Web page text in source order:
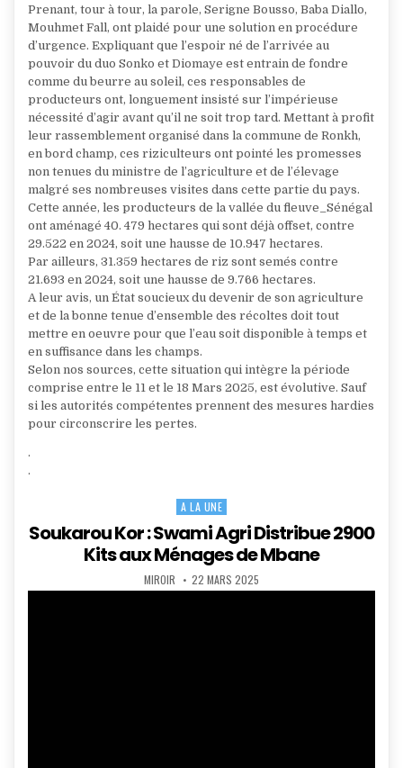
Prenant, tour à tour, la parole, Serigne Bousso, Baba Diallo,
Mouhmet Fall, ont plaidé pour une solution en procédure
d’urgence. Expliquant que l’espoir né de l’arrivée au
pouvoir du duo Sonko et Diomaye est entrain de fondre
comme du beurre au soleil, ces responsables de
producteurs ont, longuement insisté sur l’impérieuse
nécessité d’agir avant qu’il ne soit trop tard. Mettant à profit
leur rassemblement organisé dans la commune de Ronkh,
en bord champ, ces riziculteurs ont pointé les promesses
non tenues du ministre de l’agriculture et de l’élevage
malgré ses nombreuses visites dans cette partie du pays.
Cette année, les producteurs de la vallée du fleuve_Sénégal
ont aménagé 40. 479 hectares qui sont déjà offset, contre
29.522 en 2024, soit une hausse de 10.947 hectares.
Par ailleurs, 31.359 hectares de riz sont semés contre
21.693 en 2024, soit une hausse de 9.766 hectares.
A leur avis, un État soucieux du devenir de son agriculture
et de la bonne tenue d’ensemble des récoltes doit tout
mettre en oeuvre pour que l’eau soit disponible à temps et
en suffisance dans les champs.
Selon nos sources, cette situation qui intègre la période
comprise entre le 11 et le 18 Mars 2025, est évolutive. Sauf
si les autorités compétentes prennent des mesures hardies
pour circonscrire les pertes.
.
.
Posted
A LA UNE
Soukarou Kor : Swami Agri Distribue 2900
Kits aux Ménages de Mbane
AUTHOR:
MIROIR PUBLISHED
DATE:
22 MARS 2025